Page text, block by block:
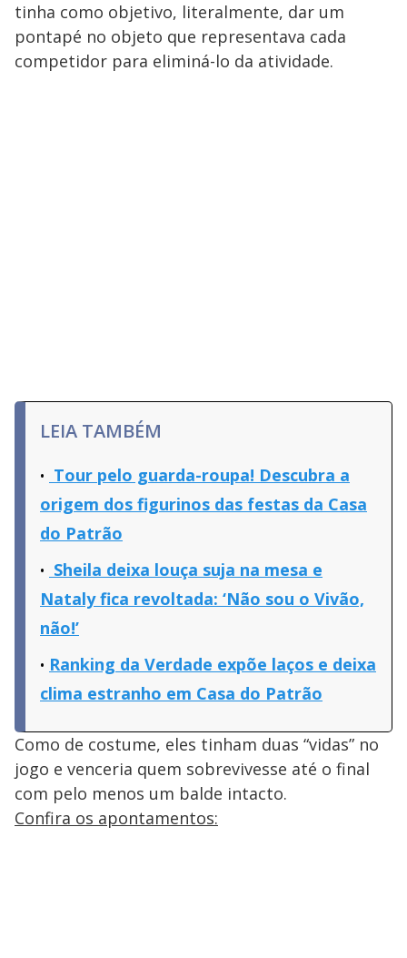
tinha como objetivo, literalmente, dar um
pontapé no objeto que representava cada
competidor para eliminá-lo da atividade.
LEIA TAMBÉM
Tour pelo guarda-roupa! Descubra a
origem dos figurinos das festas da Casa
do Patrão
Sheila deixa louça suja na mesa e
Nataly fica revoltada: ‘Não sou o Vivão,
não!’
Ranking da Verdade expõe laços e deixa
clima estranho em Casa do Patrão
Como de costume, eles tinham duas “vidas” no
jogo e venceria quem sobrevivesse até o final
com pelo menos um balde intacto.
Confira os apontamentos: